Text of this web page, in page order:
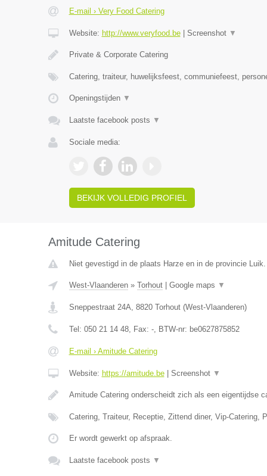
E-mail › Very Food Catering
Website: http://www.veryfood.be| Screenshot ▼
Private & Corporate Catering
Catering, traiteur, huwelijksfeest, communiefeest,
Openingstijden ▼
Laatste facebook posts ▼
Sociale media:
BEKIJK VOLLEDIG PROFIEL
Amitude Catering
Niet gevestigd in de plaats Harze en in de provincie Luik.
West-Vlaanderen» Torhout| Google maps ▼
Sneppestraat 24A, 8820 Torhout(West-Vlaanderen)
Tel: 050 21 14 48, Fax: -, BTW-nr: be0627875852
E-mail › Amitude Catering
Website: https://amitude.be| Screenshot ▼
Amitude Catering onderscheidt zich als een eigentijdse
Catering, Traiteur, Receptie, Zittend diner, Vip-Catering,
Er wordt gewerkt op afspraak.
Laatste facebook posts ▼